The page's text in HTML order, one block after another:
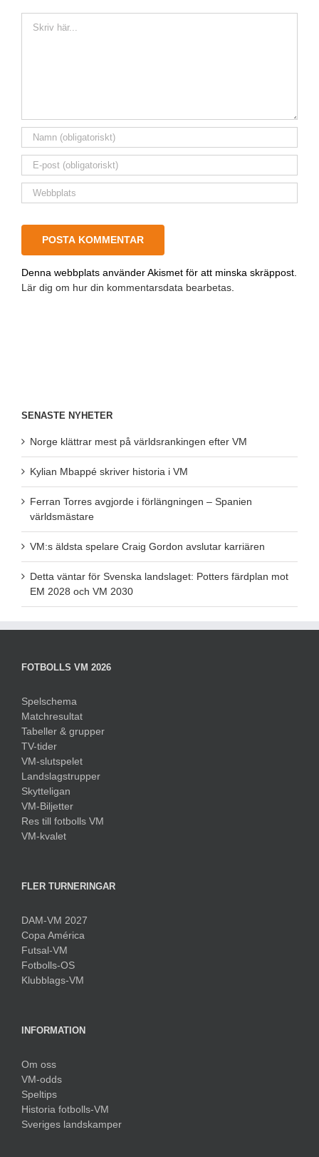
Denna webbplats använder Akismet för att minska skräppost.
Lär dig om hur din kommentarsdata bearbetas
SENASTE NYHETER
Norge klättrar mest på världsrankingen efter VM
Kylian Mbappé skriver historia i VM
Ferran Torres avgjorde i förlängningen – Spanien
världsmästare
VM:s äldsta spelare Craig Gordon avslutar karriären
Detta väntar för Svenska landslaget: Potters färdplan mot
EM 2028 och VM 2030
FOTBOLLS VM 2026
Spelschema
Matchresultat
Tabeller & grupper
TV-tider
VM-slutspelet
Landslagstrupper
Skytteligan
VM-Biljetter
Res till fotbolls VM
VM-kvalet
FLER TURNERINGAR
DAM-VM 2027
Copa América
Futsal-VM
Fotbolls-OS
Klubblags-VM
INFORMATION
Om oss
VM-odds
Speltips
Historia fotbolls-VM
Sveriges landskamper